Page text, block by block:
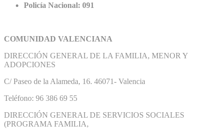
Policía Nacional: 091
COMUNIDAD VALENCIANA
DIRECCIÓN GENERAL DE LA FAMILIA, MENOR Y
ADOPCIONES
C/ Paseo de la Alameda, 16. 46071- Valencia
Teléfono: 96 386 69 55
DIRECCIÓN GENERAL DE SERVICIOS SOCIALES
(PROGRAMA FAMILIA,